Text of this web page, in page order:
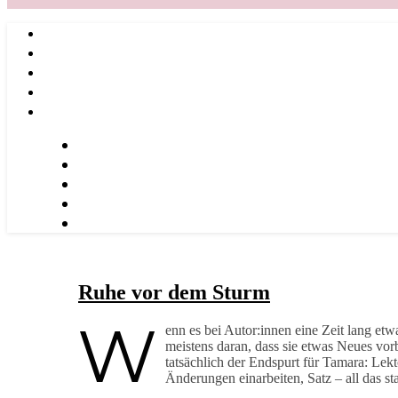
Ruhe vor dem Sturm
W
enn es bei Autor:innen eine Zeit lang
meistens daran, dass sie etwas Neues
tatsächlich der Endspurt für Tamara:
Änderungen einarbeiten, Satz – all das